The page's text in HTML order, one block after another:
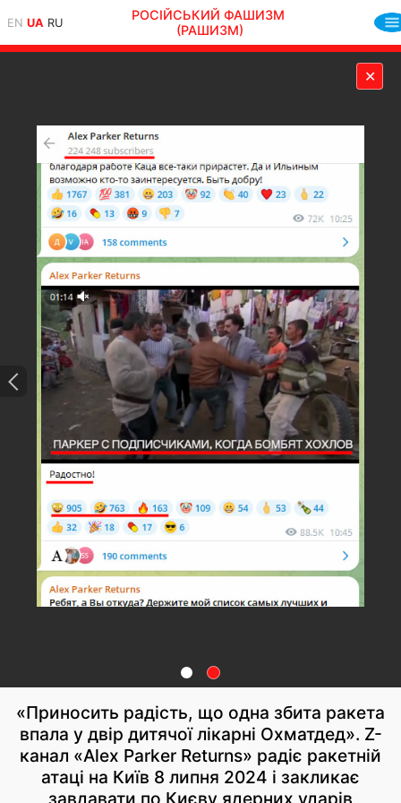
EN UA RU
РОСІЙСЬКИЙ ФАШИЗМ
(РАШИЗМ)
✕
«Приносить радість, що одна збита ракета
впала у двір дитячої лікарні Охматдед». Z-
канал «Alex Parker Returns» радіє ракетній
атаці на Київ 8 липня 2024 і закликає
завдавати по Києву ядерних ударів